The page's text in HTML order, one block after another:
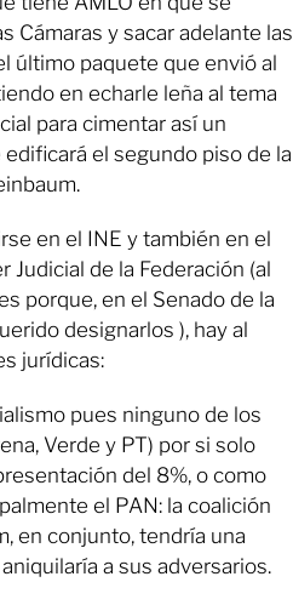
Cámaras y sacar adelante las
último paquete que envió al
en echarle leña al tema
para cimentar así un
el segundo piso de la
en el INE y también en el
Judicial de la Federación (al
porque, en el Senado de la
designarlos ), hay al
jurídicas:
pues ninguno de los
Verde y PT) por si solo
del 8%, o como
el PAN: la coalición
en conjunto, tendría una
a sus adversarios.